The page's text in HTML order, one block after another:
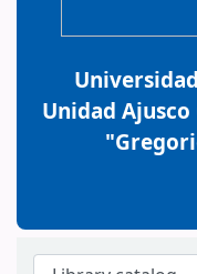
Unidad